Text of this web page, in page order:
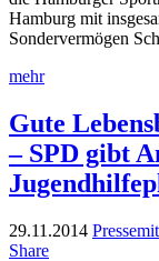
Hamburg mit
Sondervermögen
mehr
Gute
– SPD gibt
29.11.2014
Share